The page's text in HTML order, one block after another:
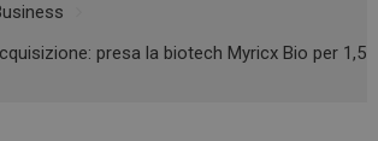
presa la biotech Myricx Bio per 1,5